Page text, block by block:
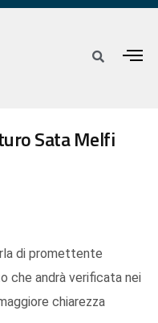
Sata Melfi
di promettente
che andrà verificata nei
chiarezza